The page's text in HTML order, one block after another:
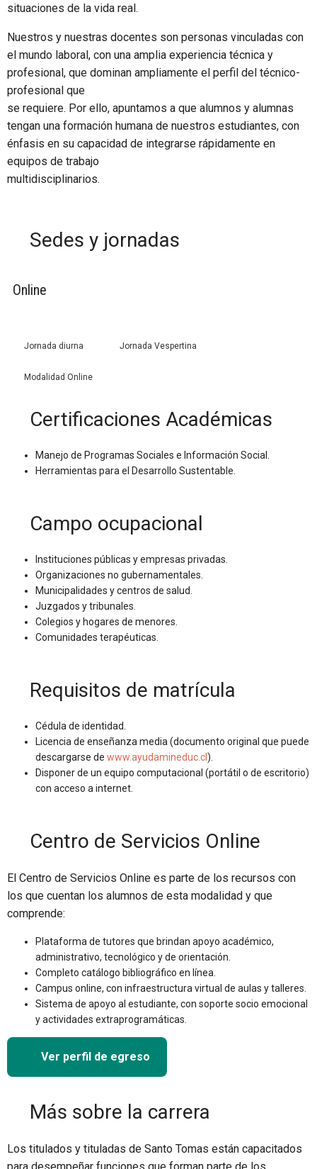
situaciones de la vida real.
Nuestros y nuestras docentes son personas vinculadas con
el mundo laboral, con una amplia experiencia técnica y
profesional, que dominan ampliamente el perfil del técnico-
profesional que
se requiere. Por ello, apuntamos a que alumnos y alumnas
tengan una formación humana de nuestros estudiantes, con
énfasis en su capacidad de integrarse rápidamente en
equipos de trabajo
multidisciplinarios.
Sedes y jornadas
Online
Jornada diurna Jornada Vespertina
Modalidad Online
Certificaciones Académicas
Manejo de Programas Sociales e Información Social.
Herramientas para el Desarrollo Sustentable.
Campo ocupacional
Instituciones públicas y empresas privadas.
Organizaciones no gubernamentales.
Municipalidades y centros de salud.
Juzgados y tribunales.
Colegios y hogares de menores.
Comunidades terapéuticas.
Requisitos de matrícula
Cédula de identidad.
Licencia de enseñanza media (documento original que puede
descargarse de www.ayudamineduc.cl).
Disponer de un equipo computacional (portátil o de escritorio)
con acceso a internet.
Centro de Servicios Online
El Centro de Servicios Online es parte de los recursos con
los que cuentan los alumnos de esta modalidad y que
comprende:
Plataforma de tutores que brindan apoyo académico,
administrativo, tecnológico y de orientación.
Completo catálogo bibliográfico en línea.
Campus online, con infraestructura virtual de aulas y talleres.
Sistema de apoyo al estudiante, con soporte socio emocional
y actividades extraprogramáticas.
Ver perfil de egreso
Más sobre la carrera
Los titulados y tituladas de Santo Tomas están capacitados